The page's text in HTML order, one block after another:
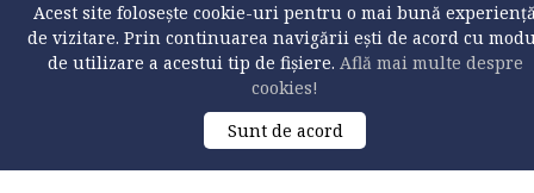
Acest site folosește cookie-uri pentru o mai bună
de vizitare. Prin continuarea navigării ești de acord cu
de utilizare a acestui tip de fișiere. Află mai multe despre
cookies!
Sunt de acord